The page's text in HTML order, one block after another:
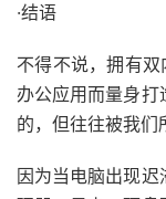
·结语
不得不说，拥有
办公应用而量身
的，但往往被我们
因为当电脑出现